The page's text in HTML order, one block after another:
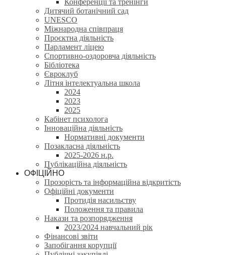
Дитячий ботанічний сад
UNESCO
Міжнародна співпраця
Проєктна діяльність
Парламент ліцею
Спортивно-оздоровча діяльність
Бібліотека
Євроклуб
Літня інтелектуальна школа
2024
2023
2025
Кабінет психолога
Інноваційна діяльність
Нормативні документи
Позакласна діяльність
2025-2026 н.р.
Публікаційна діяльність
ОФІЦІЙНО
Прозорість та інформаційна відкритість
Офіційні документи
Протидія насильству
Положення та правила
Накази та розпорядження
2023/2024 навчальний рік
Фінансові звіти
Запобігання корупції